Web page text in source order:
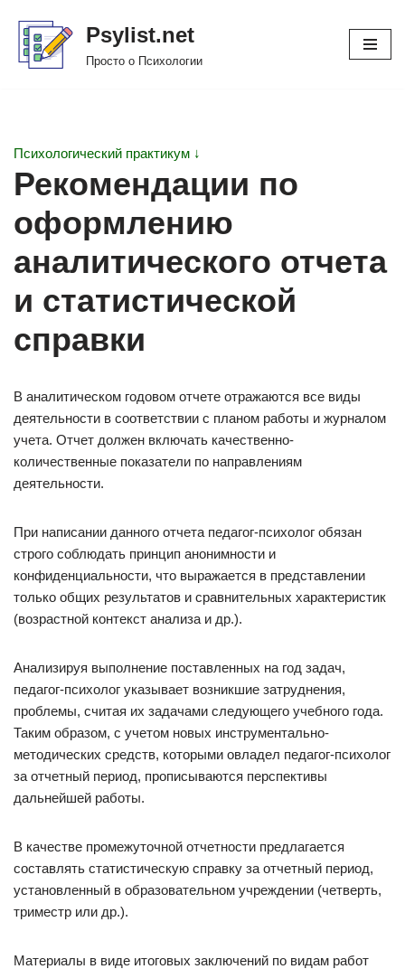
Перейти
Psylist.net
Просто о Психологии
Психологический практикум ↓
Рекомендации по
оформлению
аналитического отчета
и статистической
справки
В аналитическом годовом отчете отражаются все виды
деятельности в соответствии с планом работы и журналом
учета. Отчет должен включать качественно-
количественные показатели по направлениям
деятельности.
При написании данного отчета педагог-психолог обязан
строго соблюдать принцип анонимности и
конфиденциальности, что выражается в представлении
только общих результатов и сравнительных характеристик
(возрастной контекст анализа и др.).
Анализируя выполнение поставленных на год задач,
педагог-психолог указывает возникшие затруднения,
проблемы, считая их задачами следующего учебного года.
Таким образом, с учетом новых инструментально-
методических средств, которыми овладел педагог-психолог
за отчетный период, прописываются перспективы
дальнейшей работы.
В качестве промежуточной отчетности предлагается
составлять статистическую справку за отчетный период,
установленный в образовательном учреждении (четверть,
триместр или др.).
Материалы в виде итоговых заключений по видам работ